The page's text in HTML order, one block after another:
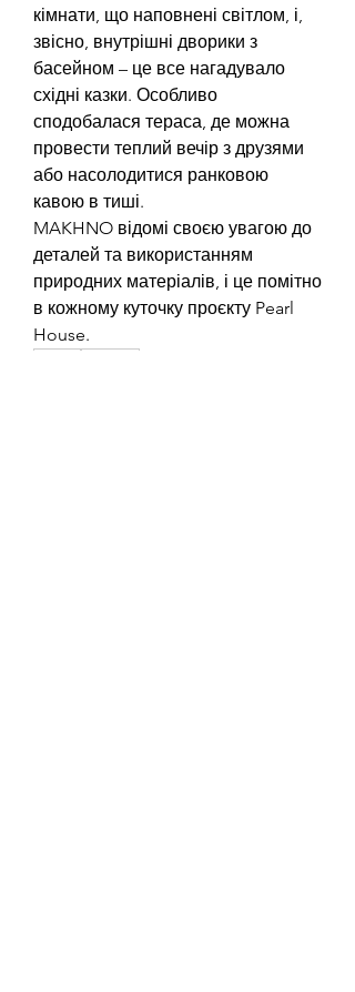
кімнати, що наповнені світлом, і,
звісно, внутрішні дворики з
басейном – це все нагадувало
східні казки. Особливо
сподобалася тераса, де можна
провести теплий вечір з друзями
або насолодитися ранковою
кавою в тиші.
MAKHNO відомі своєю увагою до
деталей та використанням
природних матеріалів, і це помітно
в кожному куточку проєкту Pearl
House.